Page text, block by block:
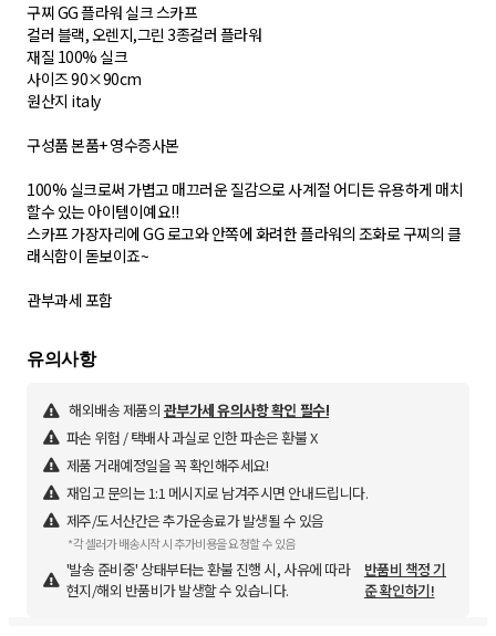
구찌 GG 플라워 실크 스카프
컬러 블랙, 오렌지,그린 3종컬러 플라워
재질 100% 실크
사이즈 90×90cm
원산지 italy
구성품 본품+ 영수증사본
100% 실크로써 가볍고 매끄러운 질감으로 사계절 어디든 유용하게 매치
할수 있는 아이템이예요!!
스카프 가장자리에 GG 로고와 안쪽에 화려한 플라워의 조화로 구찌의 클
래식함이 돋보이죠~
유의사항
해외배송 제품의 관부가세 유의사항 확인 필수!
파손 위험 / 택배사 과실로 인한 파손은 환불 X
제품 거래예정일을 꼭 확인해주세요!
재입고 문의는 1:1 메시지로 남겨주시면 안내드립니다.
제주/도서산간은 추가운송료가 발생될 수 있음
*각 셀러가 배송시작 시 추가비용을 요청할 수 있음
'발송 준비중' 상태부터는 환불 진행 시, 사유에 따라
현지/해외 반품비가 발생할 수 있습니다.
반품비 책정 기
준 확인하기!